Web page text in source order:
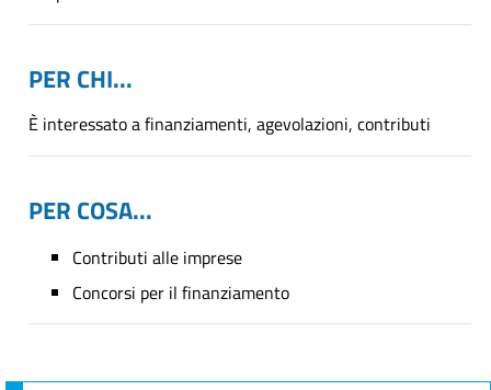
PER CHI...
È interessato a finanziamenti, agevolazioni, contributi
PER COSA...
Contributi alle imprese
Concorsi per il finanziamento